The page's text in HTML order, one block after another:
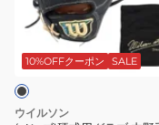
グ
ロ
ー
ラ
ブ
内
10%OFFクーポン SALE
ウイルソン
ー
ク
ウ